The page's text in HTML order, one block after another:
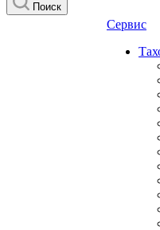
Поиск
Сервис